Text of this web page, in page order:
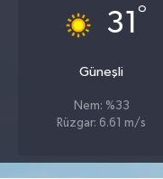
31 °
Güneşli
Nem: %33
Rüzgar: 6.61 m/s